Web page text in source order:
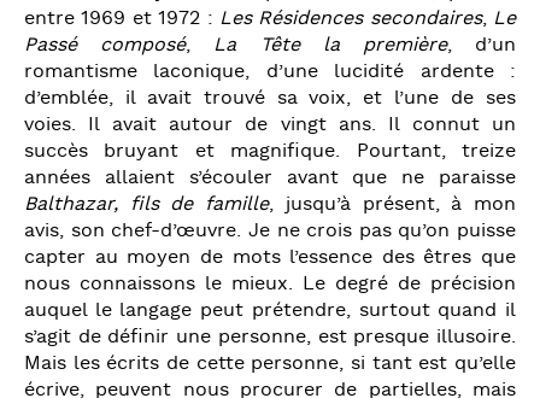
entre 1969 et 1972 : Les Résidences secondaires,Le
Passé composé, La Tête la première, d’un
romantisme laconique, d’une lucidité ardente :
d’emblée, il avait trouvé sa voix, et l’une de ses
voies. Il avait autour de vingt ans. Il connut un
succès bruyant et magnifique. Pourtant, treize
années allaient s’écouler avant que ne paraisse
Balthazar, fils de famille, jusqu’à présent, à mon
avis, son chef-d’œuvre. Je ne crois pas qu’on puisse
capter au moyen de mots l’essence des êtres que
nous connaissons le mieux. Le degré de précision
auquel le langage peut prétendre, surtout quand il
s’agit de définir une personne, est presque illusoire.
Mais les écrits de cette personne, si tant est qu’elle
écrive, peuvent nous procurer de partielles, mais